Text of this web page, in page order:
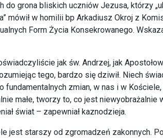
do grona bliskich uczniów Jezusa, którzy
mówił w homilii bp Arkadiusz Okroj z
Form Życia Konsekrowanego.
jak św. Andrzej, jak
tego, bardzo się dziwił. Niech
fundamentalnych zmian, w nas i w
małe, tworzy to, co jest
świat – zapewniał kaznodzieja.
jest starszy od zgromadzeń zakonnych.